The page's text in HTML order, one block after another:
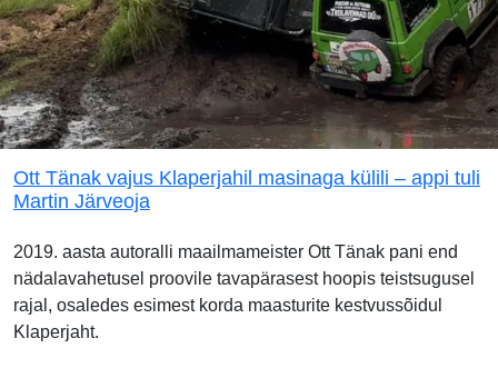
Ott Tänak vajus Klaperjahil masinaga külili – appi tuli
Martin Järveoja
2019. aasta autoralli maailmameister Ott Tänak pani end
nädalavahetusel proovile tavapärasest hoopis teistsugusel
rajal, osaledes esimest korda maasturite kestvussõidul
Klaperjaht.